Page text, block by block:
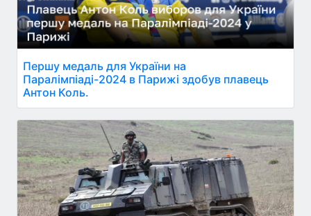
Першу медаль для України на
Паралімпіаді-2024 в Парижі здобув плавець
Антон Коль.